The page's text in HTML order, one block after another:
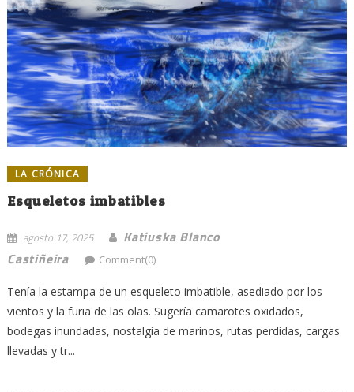
LA CRÓNICA
Esqueletos imbatibles
agosto 17, 2025
Katiuska Blanco
Castiñeira
Comment(0)
Tenía la estampa de un esqueleto imbatible, asediado por los
vientos y la furia de las olas. Sugería camarotes oxidados,
bodegas inundadas, nostalgia de marinos, rutas perdidas, cargas
llevadas y tr...